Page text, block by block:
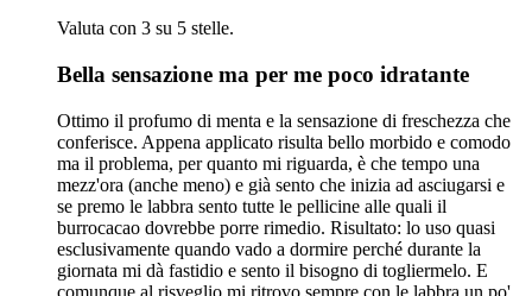
Valuta con 3 su 5 stelle.
Bella sensazione ma per me poco idratante
Ottimo il profumo di menta e la sensazione di freschezza che
conferisce. Appena applicato risulta bello morbido e comodo
ma il problema, per quanto mi riguarda, è che tempo una
mezz'ora (anche meno) e già sento che inizia ad asciugarsi e
se premo le labbra sento tutte le pellicine alle quali il
burrocacao dovrebbe porre rimedio. Risultato: lo uso quasi
esclusivamente quando vado a dormire perché durante la
giornata mi dà fastidio e sento il bisogno di togliermelo. E
comunque al risveglio mi ritrovo sempre con le labbra un po'